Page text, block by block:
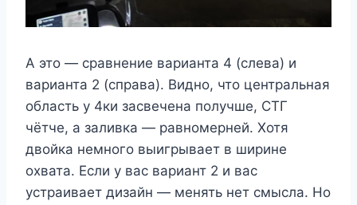
А это — сравнение варианта 4 (слева) и
варианта 2 (справа). Видно, что центральная
область у 4ки засвечена получше, СТГ
чётче, а заливка — равномерней. Хотя
двойка немного выигрывает в ширине
охвата. Если у вас вариант 2 и вас
устраивает дизайн — менять нет смысла. Но